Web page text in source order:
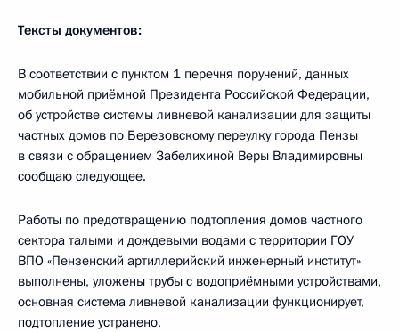
Тексты документов:
В соответствии с пунктом 1 перечня поручений, данных
мобильной приёмной Президента Российской Федерации,
об устройстве системы ливневой канализации для защиты
частных домов по Березовскому переулку города Пензы
в связи с обращением Забелихиной Веры Владимировны
сообщаю следующее.
Работы по предотвращению подтопления домов частного
сектора талыми и дождевыми водами с территории ГОУ
ВПО «Пензенский артиллерийский инженерный институт»
выполнены, уложены трубы с водоприёмными устройствами,
основная система ливневой канализации функционирует,
подтопление устранено.